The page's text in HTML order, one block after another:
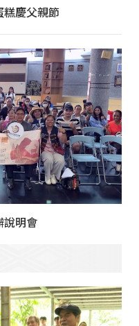
糕慶父親節
說明會